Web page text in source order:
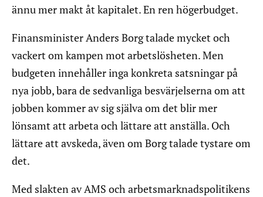
ännu mer makt åt kapitalet. En ren högerbudget.
Finansminister Anders Borg talade mycket och
vackert om kampen mot arbetslösheten. Men
budgeten innehåller inga konkreta satsningar på
nya jobb, bara de sedvanliga besvärjelserna om att
jobben kommer av sig själva om det blir mer
lönsamt att arbeta och lättare att anställa. Och
lättare att avskeda, även om Borg talade tystare om
det.
Med slakten av AMS och arbetsmarknadspolitikens